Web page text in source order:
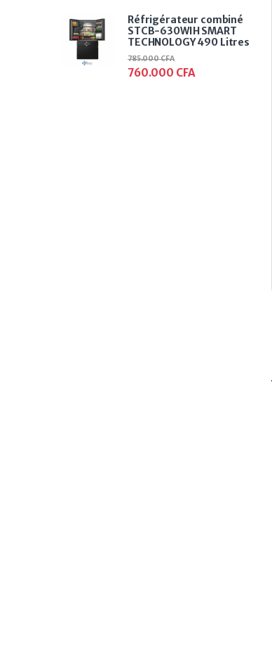
Réfrigérateur combiné
STCB-630WIH SMART
TECHNOLOGY 490 Litres
760.000 CFA
785.000CFA